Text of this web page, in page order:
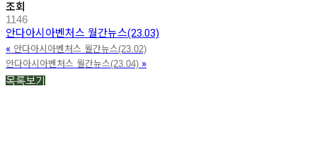
조회
1146
안다아시아벤처스 월간뉴스(23.03)
« 안다아시아벤처스 월간뉴스(23.02)
안다아시아벤처스 월간뉴스(23.04) »
목록보기